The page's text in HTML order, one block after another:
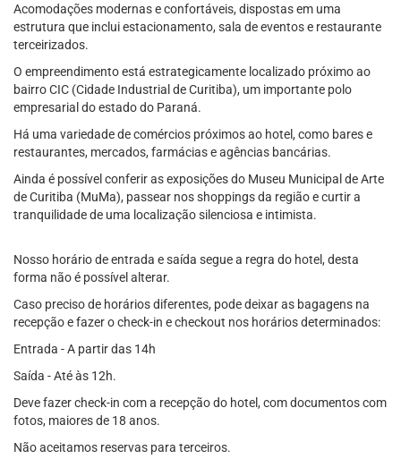
Acomodações modernas e confortáveis, dispostas em uma
estrutura que inclui estacionamento, sala de eventos e restaurante
terceirizados.
O empreendimento está estrategicamente localizado próximo ao
bairro CIC (Cidade Industrial de Curitiba), um importante polo
empresarial do estado do Paraná.
Há uma variedade de comércios próximos ao hotel, como bares e
restaurantes, mercados, farmácias e agências bancárias.
Ainda é possível conferir as exposições do Museu Municipal de Arte
de Curitiba (MuMa), passear nos shoppings da região e curtir a
tranquilidade de uma localização silenciosa e intimista.
Nosso horário de entrada e saída segue a regra do hotel, desta
forma não é possível alterar.
Caso preciso de horários diferentes, pode deixar as bagagens na
recepção e fazer o check-in e checkout nos horários determinados:
Entrada - A partir das 14h
Saída - Até às 12h.
Deve fazer check-in com a recepção do hotel, com documentos com
fotos, maiores de 18 anos.
Não aceitamos reservas para terceiros.